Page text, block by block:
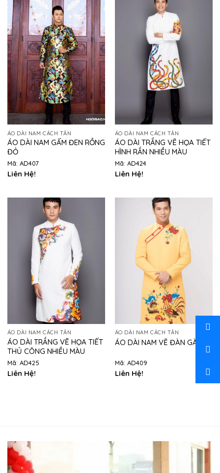
ÁO DÀI NAM CÁCH TÂN
ÁO DÀI NAM GẤM ĐEN RỒNG
ĐỎ
Mã: AD407
Liên Hệ!
ÁO DÀI NAM CÁCH TÂN
ÁO DÀI TRẮNG VẼ HỌA TIẾT
HÌNH RẮN NHIỀU MÀU
Mã: AD424
Liên Hệ!
ÁO DÀI NAM CÁCH TÂN
ÁO DÀI TRẮNG VẼ HỌA TIẾT
THỦ CÔNG NHIỀU MÀU
Mã: AD425
Liên Hệ!
ÁO DÀI NAM CÁCH TÂN
ÁO DÀI NAM VẼ ĐÀN GÀ
Mã: AD409
Liên Hệ!